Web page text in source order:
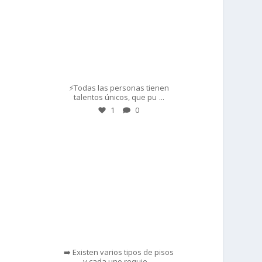
⚡Todas las personas tienen
talentos únicos, que pu ...
1 0
➡️ Existen varios tipos de pisos